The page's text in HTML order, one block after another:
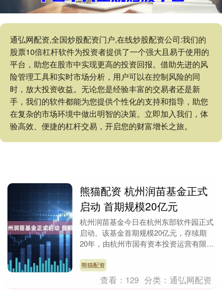
通弘网配资,全国炒股配资门户,在线炒股配资公司:我们的
股票10倍杠杆软件为投资者提供了一个强大且易于使用的
平台，助您在股市中实现更高的投资回报。借助先进的风
险管理工具和实时市场分析，用户可以在控制风险的同
时，放大投资收益。无论您是经验丰富的交易者还是新
手，我们的软件都能为您提供个性化的支持和指导，助您
在复杂的市场环境中做出明智的决策。立即加入我们，体
验高效、便捷的杠杆交易，开启您的财富增长之旅。
熊猫配资 杭州润苗基金正式
启动 首期规模20亿元
杭州润苗基金今日在杭州东部软件园正式
启动。该基金首期规模20亿元，存续期
20年，由杭州市国有资本投资运营有限公
其聚焦“投早、....
熊猫配资
查看： 129 分类：通弘网配资